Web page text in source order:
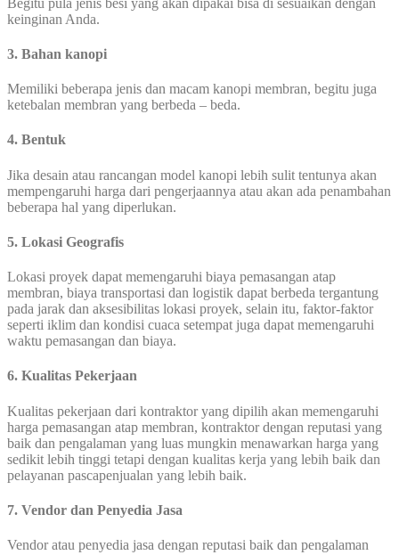
keinginan Anda.
3. Bahan kanopi
Memiliki beberapa jenis dan macam kanopi membran, begitu juga
ketebalan membran yang berbeda – beda.
4. Bentuk
Jika desain atau rancangan model kanopi lebih sulit tentunya akan
mempengaruhi harga dari pengerjaannya atau akan ada penambahan
beberapa hal yang diperlukan.
5. Lokasi Geografis
Lokasi proyek dapat memengaruhi biaya pemasangan atap
membran, biaya transportasi dan logistik dapat berbeda tergantung
pada jarak dan aksesibilitas lokasi proyek, selain itu, faktor-faktor
seperti iklim dan kondisi cuaca setempat juga dapat memengaruhi
waktu pemasangan dan biaya.
6. Kualitas Pekerjaan
Kualitas pekerjaan dari kontraktor yang dipilih akan memengaruhi
harga pemasangan atap membran, kontraktor dengan reputasi yang
baik dan pengalaman yang luas mungkin menawarkan harga yang
sedikit lebih tinggi tetapi dengan kualitas kerja yang lebih baik dan
pelayanan pascapenjualan yang lebih baik.
7. Vendor dan Penyedia Jasa
Vendor atau penyedia jasa dengan reputasi baik dan pengalaman